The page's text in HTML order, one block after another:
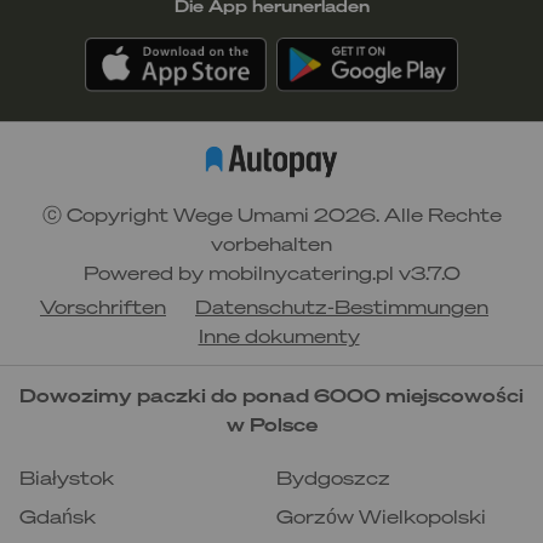
wodą i zaparz pod przykryciem przez 10
minut
rumianek, chaber, babka lancetowata,
dziurawiec, nagietek)
poprawia krążenie i jakość nasienia, podnosi
najlepiej wypić po pracy, żeby złapać oddech
po ciężkim dniu
przygotowanie: zalej mieszankę gorącą
wodą i zaparz pod przykryciem przez 10
minut
Die App herunerladen
ⓒ Copyright Wege Umami 2026. Alle Rechte
vorbehalten
Powered by mobilnycatering.pl v3.7.0
Vorschriften
Datenschutz-Bestimmungen
Inne dokumenty
Dowozimy paczki do ponad 6000 miejscowości
w Polsce
Białystok
Bydgoszcz
Gdańsk
Gorzów Wielkopolski